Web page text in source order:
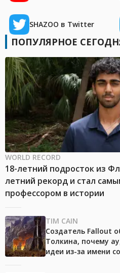
SHAZOO в Twitter
ПОПУЛЯРНОЕ
WORLD RECORD
18-летний подросток из
летний рекорд и стал
профессором в истории
TIM CAIN
Создатель Fallout
Толкина, почему
идеи из-за имени